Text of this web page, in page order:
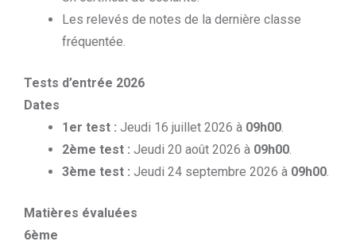
Les relevés de notes de la dernière classe
fréquentée.
Tests d’entrée 2026
Dates
1er test : Jeudi 16 juillet 2026 à 09h00.
2ème test : Jeudi 20 août 2026 à 09h00.
3ème test : Jeudi 24 septembre 2026 à 09h00.
Matières évaluées
6ème